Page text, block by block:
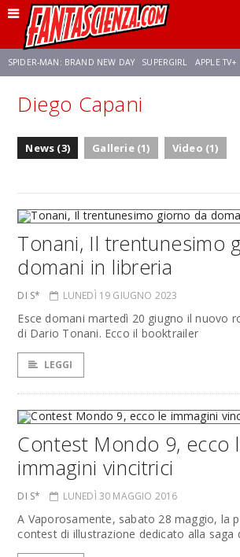
SPIDER-MAN: BRAND NEW DAY SUPERGIRL APPLE TV+
FRANCO RICCIARDIELLO ZENDAYA
Diego Capani
News (3) Gallerie (1) Video (1)
Tonani, Il trentunesimo
domani in libreria
DI S* LUNEDÌ 19 GIUGNO 2023
Esce domani martedì 20 giugno il nuovo
di Dario Tonani. Ecco il booktrailer
LEGGI
Contest Mondo 9, ecco
immagini vincitrici
DI S* LUNEDÌ 30 MAGGIO 2016
A Vaporosamente, sabato 28 maggio, la
contest di illustrazione dedicato alla saga